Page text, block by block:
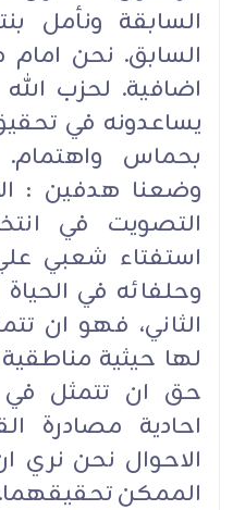
السابقة ونأمل
السابق. نحن
اضافية. لحزب
يساعدونه في
بحماس واهتمام.
وضعنا هدفين :
التصويت في
استفتاء شعبي
وحلفائه في
الثاني، فهو ان
لها حيثية
حق ان تتمثل
احادية مصادرة
الاحوال نحن
الممكن